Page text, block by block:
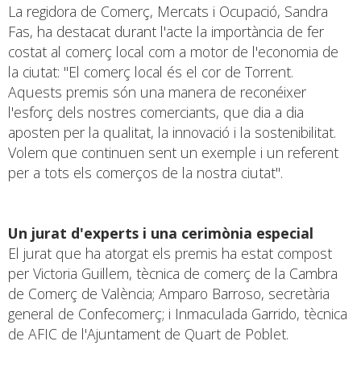
La regidora de Comerç, Mercats i Ocupació, Sandra
Fas, ha destacat durant l'acte la importància de fer
costat al comerç local com a motor de l'economia de
la ciutat: "El comerç local és el cor de Torrent.
Aquests premis són una manera de reconéixer
l'esforç dels nostres comerciants, que dia a dia
aposten per la qualitat, la innovació i la sostenibilitat.
Volem que continuen sent un exemple i un referent
per a tots els comerços de la nostra ciutat".
Un jurat d'experts i una cerimònia especial
El jurat que ha atorgat els premis ha estat compost
per Victoria Guillem, tècnica de comerç de la Cambra
de Comerç de València; Amparo Barroso, secretària
general de Confecomerç; i Inmaculada Garrido, tècnica
de AFIC de l'Ajuntament de Quart de Poblet.